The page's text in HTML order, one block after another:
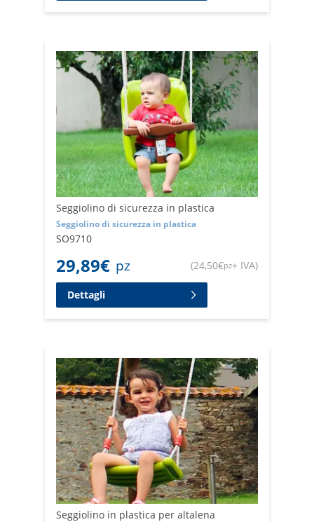
Seggiolino di sicurezza in plastica
Seggiolino di sicurezza in plastica
SO9710
29,89€ pz (24,50€pz+ IVA)
Dettagli
Seggiolino in plastica per altalena